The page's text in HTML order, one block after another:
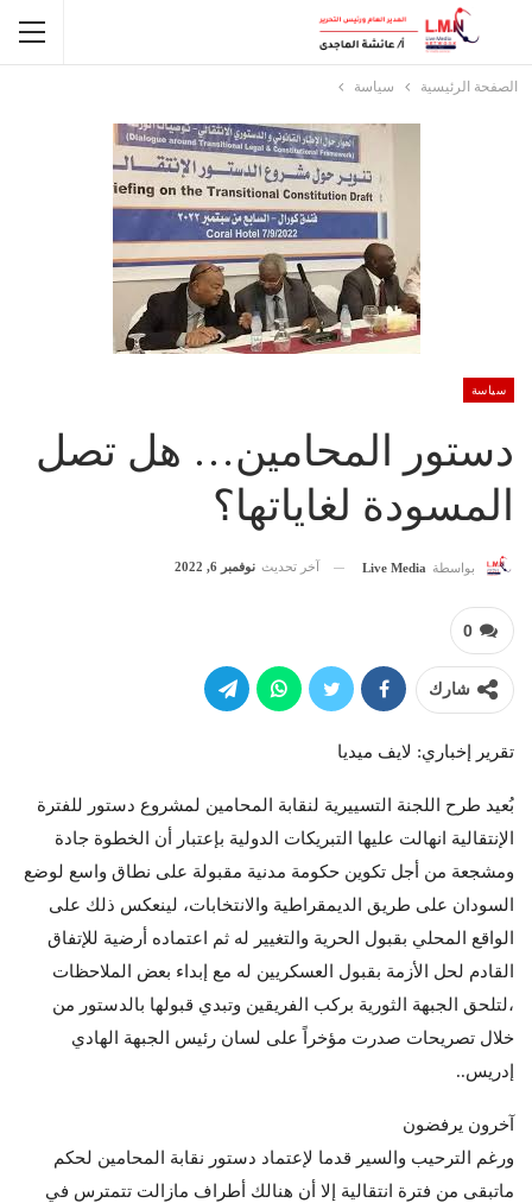
الصفحة الرئيسية سياسة
سياسة
دستور المحامين… هل تصل
المسودة لغاياتها؟
بواسطة Live Media آخر تحديث نوفمبر 6, 2022
0
شارك
تقرير إخباري: لايف ميديا
بُعيد طرح اللجنة التسييرية لنقابة المحامين لمشروع دستور للفترة
الإنتقالية انهالت عليها التبريكات الدولية بإعتبار أن الخطوة جادة
ومشجعة من أجل تكوين حكومة مدنية مقبولة على نطاق واسع لوضع
السودان على طريق الديمقراطية والانتخابات، لينعكس ذلك على
الواقع المحلي بقبول الحرية والتغيير له ثم اعتماده أرضية للإتفاق
القادم لحل الأزمة بقبول العسكريين له مع إبداء بعض الملاحظات
،لتلحق الجبهة الثورية بركب الفريقين وتبدي قبولها بالدستور من
خلال تصريحات صدرت مؤخراً على لسان رئيس الجبهة الهادي
إدريس..
آخرون يرفضون
ورغم الترحيب والسير قدما لإعتماد دستور نقابة المحامين لحكم
ماتبقى من فترة انتقالية إلا أن هنالك أطراف مازالت تتمترس في